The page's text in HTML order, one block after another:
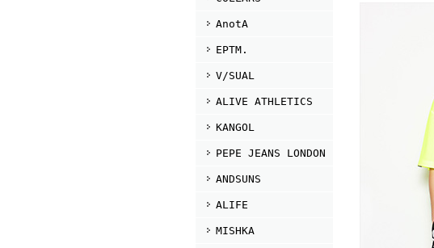
AnotA
EPTM.
V/SUAL
ALIVE ATHLETICS
KANGOL
PEPE JEANS LONDON
ANDSUNS
ALIFE
MISHKA